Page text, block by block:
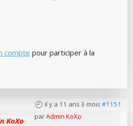
compte pour participer à la
il y a 11 ans 3 mois #1151
parAdmin KoXo
KoXo